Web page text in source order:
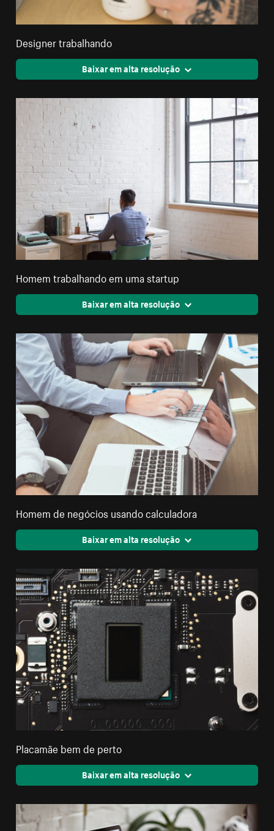
Designer trabalhando
Baixar em alta resolução
Homem trabalhando em uma startup
Baixar em alta resolução
Homem de negócios usando calculadora
Baixar em alta resolução
Placamãe bem de perto
Baixar em alta resolução